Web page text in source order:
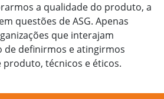
a qualidade do produto, a
questões de ASG. Apenas
que interajam
de definirmos e atingirmos
produto, técnicos e éticos.